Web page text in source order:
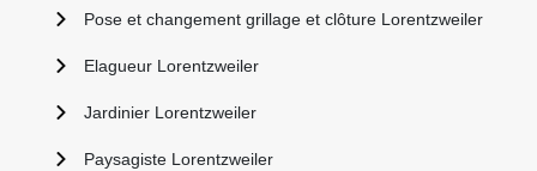
Pose et changement grillage et clôture Lorentzweiler
Elagueur Lorentzweiler
Jardinier Lorentzweiler
Paysagiste Lorentzweiler